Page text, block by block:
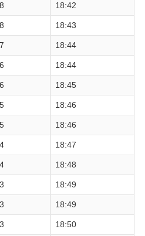
18:42
18:43
18:44
18:44
18:45
18:46
18:46
18:47
18:48
18:49
18:49
18:50